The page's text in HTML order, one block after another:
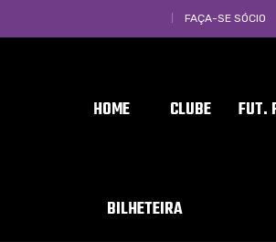
FAÇA-SE SÓCIO
HOME CLUBE FUT.
BILHETEIRA